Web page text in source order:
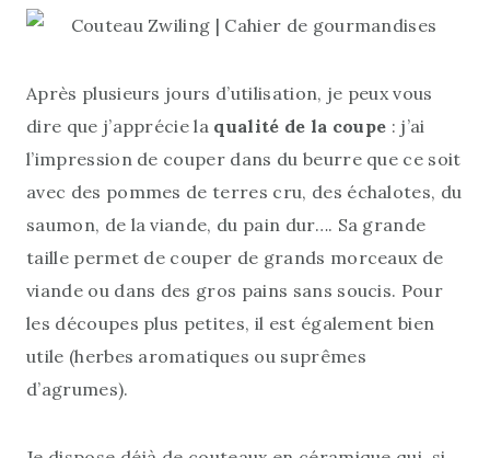
Après plusieurs jours d’utilisation, je peux vous
dire que j’apprécie la qualité de la coupe : j’ai
l’impression de couper dans du beurre que ce soit
avec des pommes de terres cru, des échalotes, du
saumon, de la viande, du pain dur…. Sa grande
taille permet de couper de grands morceaux de
viande ou dans des gros pains sans soucis. Pour
les découpes plus petites, il est également bien
utile (herbes aromatiques ou suprêmes
d’agrumes).